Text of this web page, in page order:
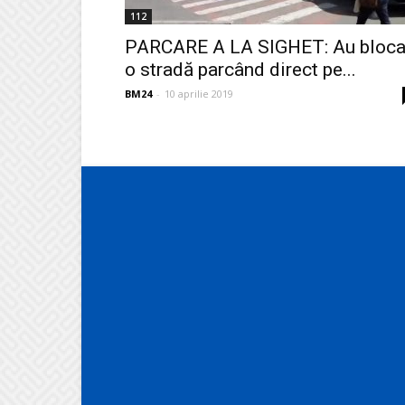
112
PARCARE A LA SIGHET: Au
o stradă parcând direct pe...
BM24 - 10 aprilie 2019